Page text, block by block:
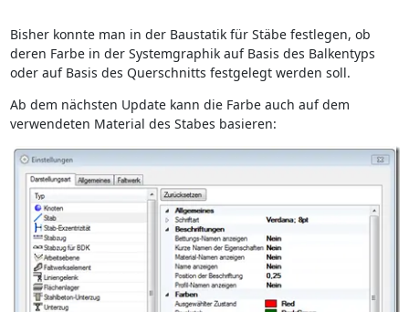
Bisher konnte man in der Baustatik für Stäbe festlegen, ob
deren Farbe in der Systemgraphik auf Basis des Balkentyps
oder auf Basis des Querschnitts festgelegt werden soll.
Ab dem nächsten Update kann die Farbe auch auf dem
verwendeten Material des Stabes basieren: